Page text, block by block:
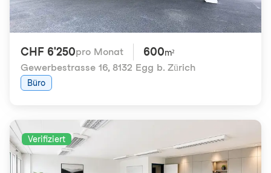
CHF 6'250pro Monat 600m²
Gewerbestrasse 16, 8132 Egg b. Zürich
Büro
Verifiziert